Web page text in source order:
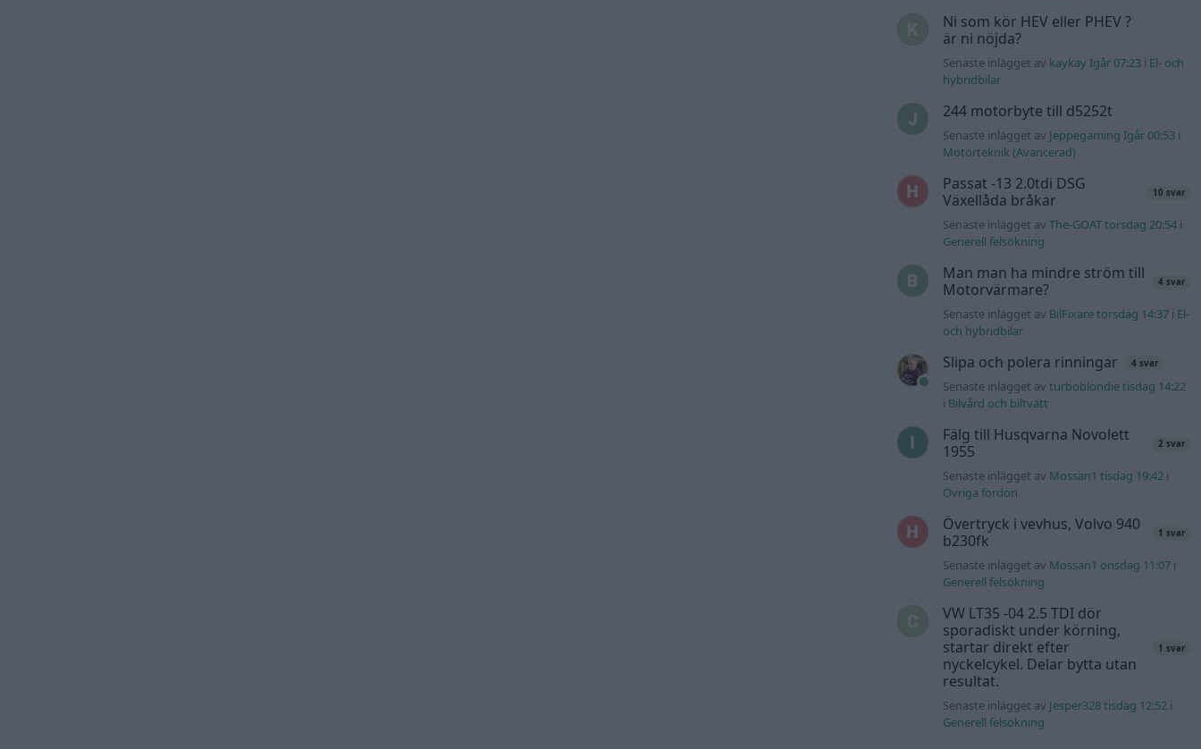
Ni som kör HEV eller PHEV ?
är ni nöjda?
Senaste inlägget av kaykay Igår 07:23 i El- och
hybridbilar
244 motorbyte till d5252t
Senaste inlägget av Jeppegaming Igår 00:53 i
Motorteknik (Avancerad)
Passat -13 2.0tdi DSG
Växellåda bråkar
10 svar
Senaste inlägget avThe-GOAT torsdag 20:54 i
Generell felsökning
Man man ha mindre ström till
Motorvärmare?
4 svar
Senaste inlägget av BilFixare torsdag 14:37 i El-
och hybridbilar
Slipa och polera rinningar 4 svar
Senaste inlägget avturboblondie tisdag 14:22
i Bilvård och biltvätt
Fälg till Husqvarna Novolett
1955
2 svar
Senaste inlägget av Mossan1 tisdag 19:42 i
Övriga fordon
Övertryck i vevhus, Volvo 940
b230fk
1 svar
Senaste inlägget av Mossan1 onsdag 11:07 i
Generell felsökning
VW LT35 -04 2.5 TDI dör
sporadiskt under körning,
startar direkt efter
nyckelcykel. Delar bytta utan
resultat.
1 svar
Senaste inlägget av Jesper328 tisdag 12:52 i
Generell felsökning